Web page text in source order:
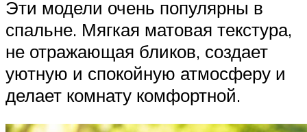
Эти модели очень популярны в
спальне. Мягкая матовая текстура,
не отражающая бликов, создает
уютную и спокойную атмосферу и
делает комнату комфортной.